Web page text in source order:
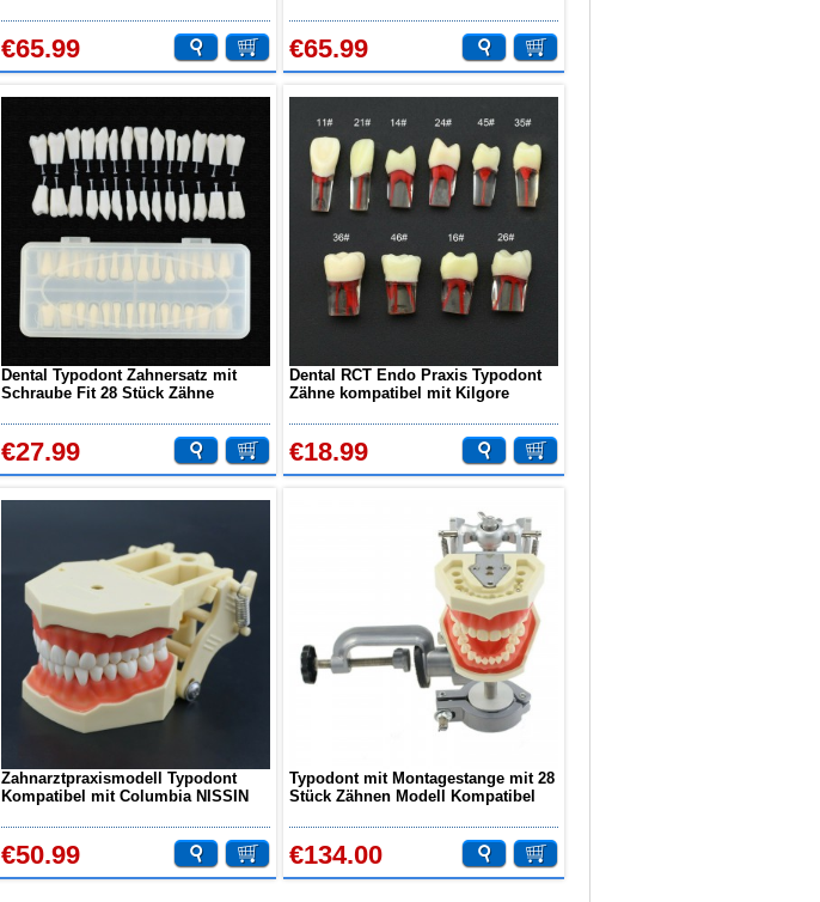
€65.99
Ersatzzähne
€65.99
Dental Typodont Zahnersatz mit
Schraube Fit 28 Stück Zähne
€27.99
Dental RCT Endo Praxis Typodont
Zähne kompatibel mit Kilgore
€18.99
Zahnarztpraxismodell Typodont
Kompatibel mit Columbia NISSIN
€50.99
Typodont mit Montagestange mit 28
Stück Zähnen Modell Kompatibel
€134.00